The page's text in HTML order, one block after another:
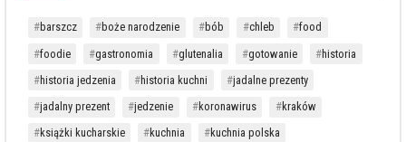
barszcz boże narodzenie bób chleb
food
foodie
gastronomia glutenalia gotowanie
historia
historia jedzenia
historia kuchni
jadalne prezenty
jadalny prezent
jedzenie koronawirus
kraków
książki kucharskie
kuchnia
kuchnia polska